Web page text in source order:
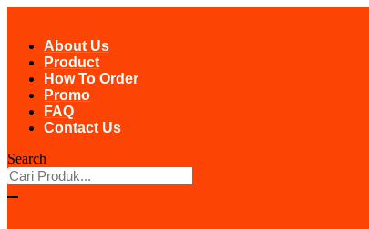
contentAbout Us
Product
How To Order
Promo
FAQ
Contact Us
Search